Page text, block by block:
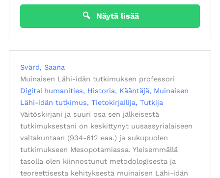
Näytä lisää
Svärd, Saana
Muinaisen Lähi-idän tutkimuksen professori
Digital humanities
Historia Kääntäjä Muinaisen
Lähi-idän tutkimus Tietokirjailija Tutkija
Väitöskirjani ja suuri osa sen jälkeisestä
tutkimuksestani on keskittynyt uusassyrialaiseen
valtakuntaan (934-612 eaa.) ja sukupuolen
tutkimukseen Mesopotamiassa. Yleisemmällä
tasolla olen kiinnostunut metodologisesta ja
teoreettisesta kehityksestä muinaisen Lähi-idän